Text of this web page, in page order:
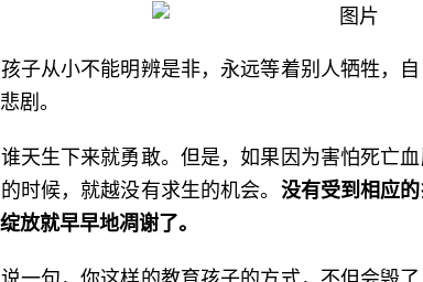
从小不能明辨是非，永远等着别人牺牲，自
剧。
生下来就勇敢。但是，如果因为害怕死亡血
时候，就越没有求生的机会。 没有受到相应
放就早早地凋谢了。